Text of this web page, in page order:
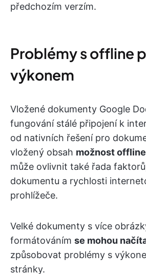
předchozím verzím.
Problémy s offline
výkonem
Vložené dokumenty Google
fungování stálé připojení k
od nativních řešení pro
vložený obsah možnost
může ovlivnit také řada
dokumentu a rychlosti
prohlížeče.
Velké dokumenty s více
formátováním se mohou
způsobovat problémy s
stránky.